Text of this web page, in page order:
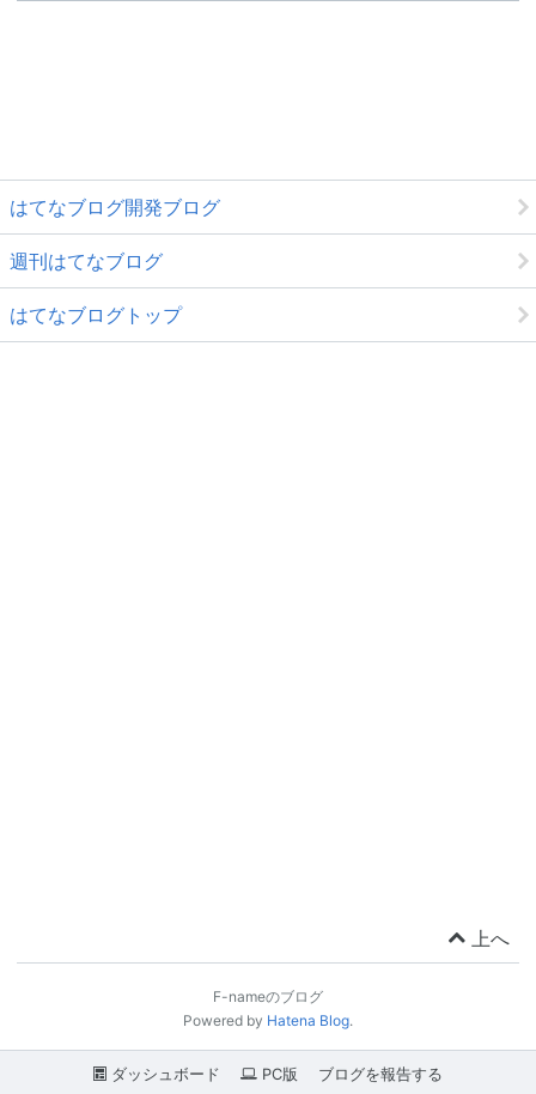
はてなブログ開発ブログ
週刊はてなブログ
はてなブログトップ
上へ
F-nameのブログ
Powered by Hatena Blog.
ダッシュボード PC版 ブログを報告する